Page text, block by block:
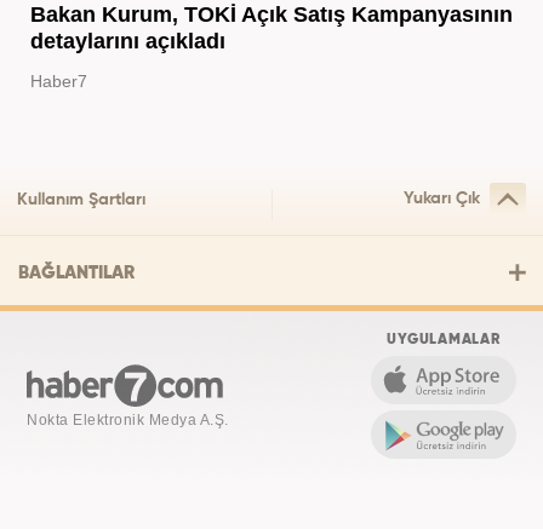
Bakan Kurum, TOKİ Açık Satış Kampanyasının
detaylarını açıkladı
Haber7
Kullanım Şartları Yukarı Çık
BAĞLANTILAR
Nokta Elektronik Medya A.Ş.
UYGULAMALAR